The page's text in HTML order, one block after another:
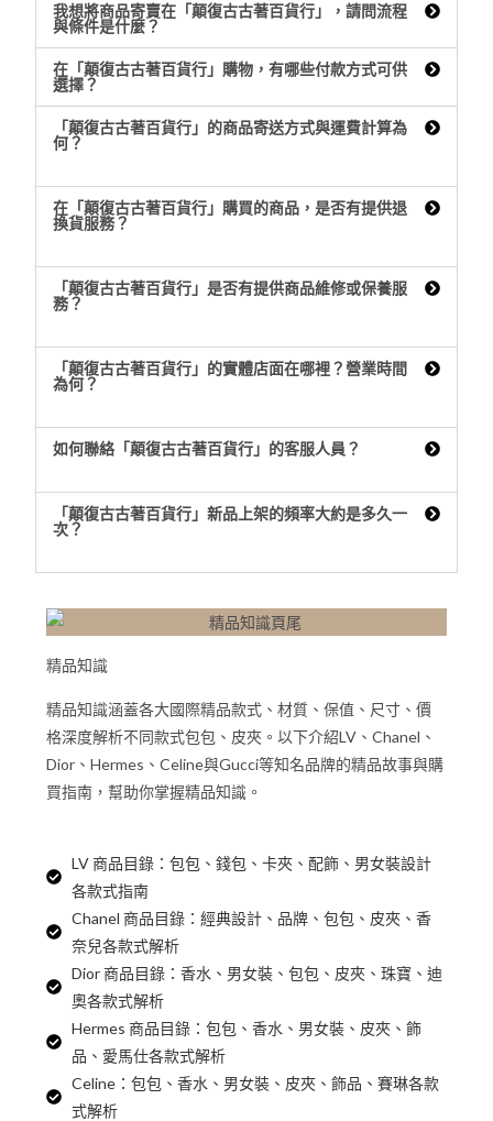
我想將商品寄賣在「顛復古古著百貨行」，請問流程
與條件是什麼？
在「顛復古古著百貨行」購物，有哪些付款方式可供
選擇？
「顛復古古著百貨行」的商品寄送方式與運費計算為
何？
在「顛復古古著百貨行」購買的商品，是否有提供退
換貨服務？
「顛復古古著百貨行」是否有提供商品維修或保養服
務？
「顛復古古著百貨行」的實體店面在哪裡？營業時間
為何？
如何聯絡「顛復古古著百貨行」的客服人員？
「顛復古古著百貨行」新品上架的頻率大約是多久一
次？
精品知識
精品知識涵蓋各大國際精品款式、材質、保值、尺寸、價
格深度解析不同款式包包、皮夾。以下介紹LV、Chanel、
Dior、Hermes、Celine與Gucci等知名品牌的精品故事與購
買指南，幫助你掌握精品知識。
LV 商品目錄：包包、錢包、卡夾、配飾、男女裝設計
各款式指南
Chanel 商品目錄：經典設計、品牌、包包、皮夾、香
奈兒各款式解析
Dior 商品目錄：香水、男女裝、包包、皮夾、珠寶、迪
奧各款式解析
Hermes 商品目錄：包包、香水、男女裝、皮夾、飾
品、愛馬仕各款式解析
Celine：包包、香水、男女裝、皮夾、飾品、賽琳各款
式解析